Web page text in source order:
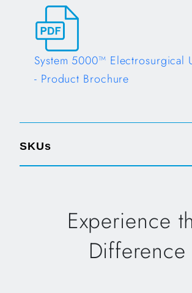
System 5000™ Electrosurgical
- Product Brochure
SKUs
Experience
Difference